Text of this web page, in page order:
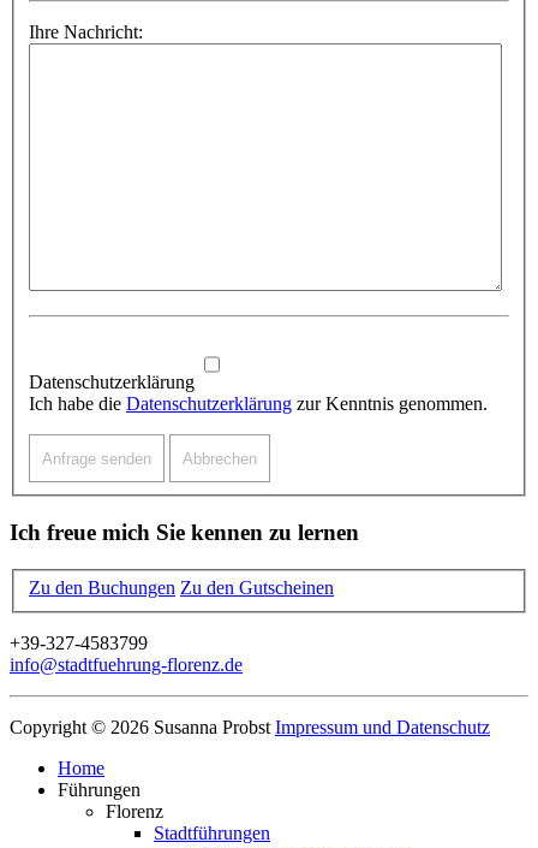
Ihre Nachricht:
Datenschutzerklärung
Ich habe die Datenschutzerklärung zur Kenntnis genommen.
Ich freue mich Sie kennen zu lernen
Zu den Buchungen Zu den Gutscheinen
+39-327-4583799
info@stadtfuehrung-florenz.de
Copyright © 2026 Susanna ProbstImpressum und Datenschutz
Home
Führungen
Florenz
Stadtführungen